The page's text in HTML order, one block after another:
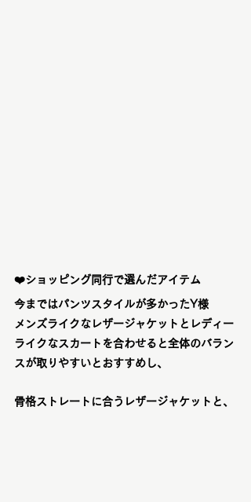
❤️ショッピング同行で選んだアイテム
今まではパンツスタイルが多かったY様
メンズライクなレザージャケットとレディー
ライクなスカートを合わせると全体のバラン
スが取りやすいとおすすめし、
骨格ストレートに合うレザージャケットと、